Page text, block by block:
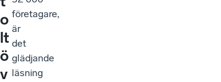
o
lt
ö
v
företagare,
är
det
glädjande
läsning